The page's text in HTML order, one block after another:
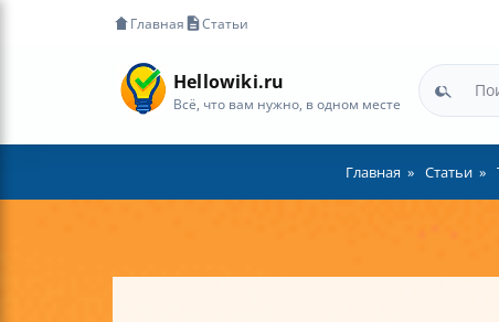
Главная Статьи
Hellowiki.ru
Всё, что вам нужно, в одном месте
Главная Статьи